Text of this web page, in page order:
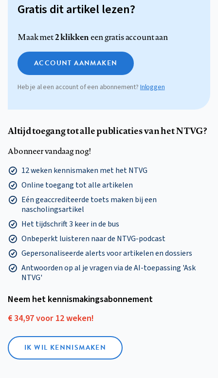
Gratis dit artikel lezen?
Maak met2 klikkeneen gratis account aan
ACCOUNT AANMAKEN
Heb je al een account of een abonnement? Inloggen
Altijd toegang tot alle publicaties van het NTVG?
Abonneer vandaag nog!
12 weken kennismaken met het NTVG
Online toegang tot alle artikelen
Eén geaccrediteerde toets maken bij een
nascholingsartikel
Het tijdschrift 3 keer in de bus
Onbeperkt luisteren naar de NTVG-podcast
Gepersonaliseerde alerts voor artikelen en dossiers
Antwoorden op al je vragen via de AI-toepassing 'Ask
NTVG'
Neem het kennismakings­abonnement
€ 34,97 voor 12 weken!
IK WIL KENNISMAKEN